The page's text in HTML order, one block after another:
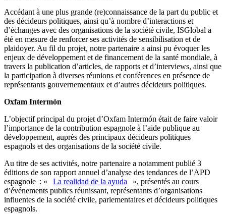
Accédant à une plus grande (re)connaissance de la part du public et
des décideurs politiques, ainsi qu’à nombre d’interactions et
d’échanges avec des organisations de la société civile, ISGlobal a
été en mesure de renforcer ses activités de sensibilisation et de
plaidoyer. Au fil du projet, notre partenaire a ainsi pu évoquer les
enjeux de développement et de financement de la santé mondiale, à
travers la publication d’articles, de rapports et d’interviews, ainsi que
la participation à diverses réunions et conférences en présence de
représentants gouvernementaux et d’autres décideurs politiques.
Oxfam Intermón
L’objectif principal du projet d’Oxfam Intermón était de faire valoir
l’importance de la contribution espagnole à l’aide publique au
développement, auprès des principaux décideurs politiques
espagnols et des organisations de la société civile.
Au titre de ses activités, notre partenaire a notamment publié 3
éditions de son rapport annuel d’analyse des tendances de l’APD
espagnole : « La realidad de la ayuda », présentés au cours
d’événements publics réunissant, représentants d’organisations
influentes de la société civile, parlementaires et décideurs politiques
espagnols.